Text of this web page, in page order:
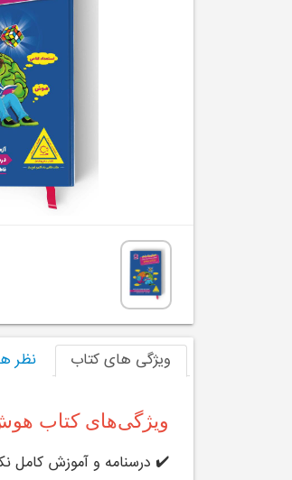
ویژگی های کتاب نظر
ویژگی‌های کتاب
✔️ درسنامه و آموزش کامل